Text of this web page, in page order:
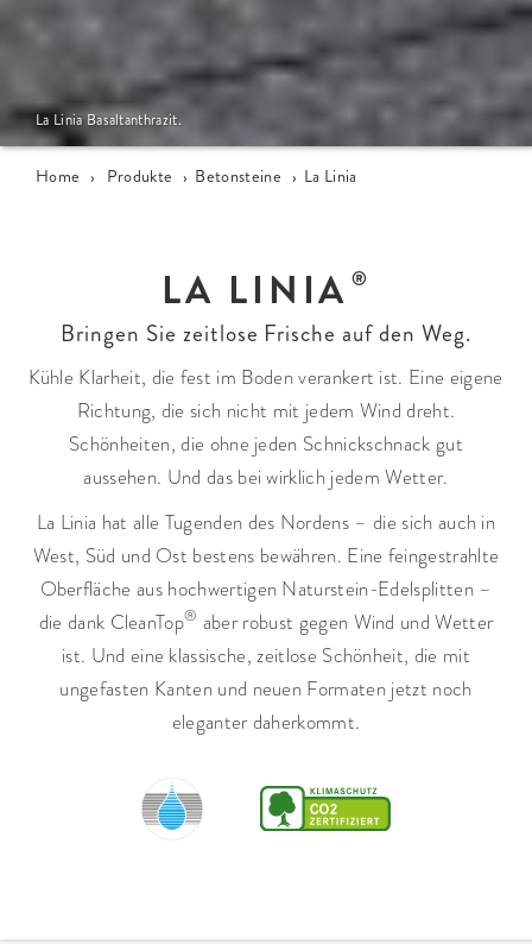
La Linia Basaltanthrazit.
Home › Produkte › Betonsteine › La Linia
LA LINIA
Bringen Sie zeitlose Frische auf den Weg.
Kühle Klarheit, die fest im Boden verankert ist. Eine eigene
Richtung, die sich nicht mit jedem Wind dreht.
Schönheiten, die ohne jeden Schnickschnack gut
aussehen. Und das bei wirklich jedem Wetter.
La Linia hat alle Tugenden des Nordens – die sich auch in
West, Süd und Ost bestens bewähren. Eine feingestrahlte
Oberfläche aus hochwertigen Naturstein-Edelsplitten –
die dank CleanTop® aber robust gegen Wind und Wetter
ist. Und eine klassische, zeitlose Schönheit, die mit
ungefasten Kanten und neuen Formaten jetzt noch
eleganter daherkommt.